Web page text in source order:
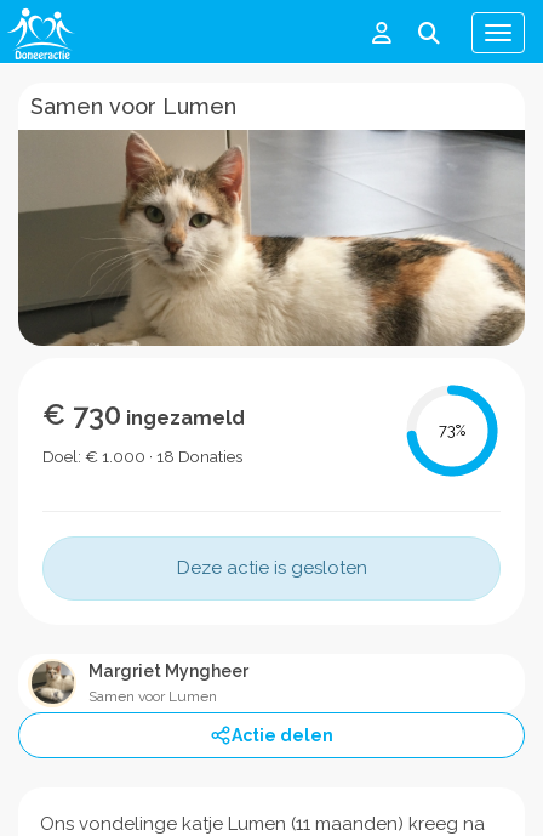
Menu
Samen voor Lumen
€ 730 ingezameld
Doel: € 1.000 · 18 Donaties
73%
Deze actie is gesloten
Margriet Myngheer
Samen voor Lumen
Actie delen
Ons vondelinge katje Lumen (11 maanden) kreeg na